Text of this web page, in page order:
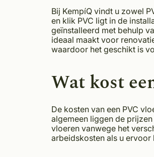
Bij KempíQ vindt u zowel
en klik PVC ligt in de
geïnstalleerd met behulp
ideaal maakt voor
waardoor het geschikt is
Wat kost
De kosten van een PVC
algemeen liggen de
vloeren vanwege het
arbeidskosten als u